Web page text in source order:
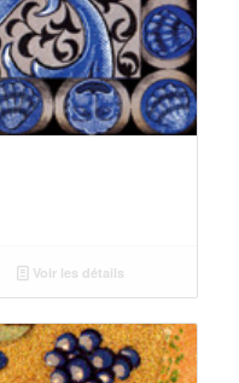
Voir les détails